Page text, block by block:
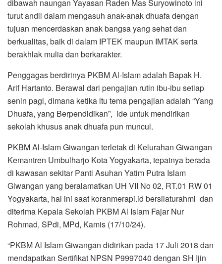
dibawah naungan Yayasan Raden Mas Suryowinoto ini
turut andil dalam mengasuh anak-anak dhuafa dengan
tujuan mencerdaskan anak bangsa yang sehat dan
berkualitas, baik di dalam IPTEK maupun IMTAK serta
berakhlak mulia dan berkarakter.
Penggagas berdirinya PKBM Al-Islam adalah Bapak H.
Arif Hartanto. Berawal dari pengajian rutin ibu-ibu setiap
senin pagi, dimana ketika itu tema pengajian adalah “Yang
Dhuafa, yang Berpendidikan”, ide untuk mendirikan
sekolah khusus anak dhuafa pun muncul.
PKBM Al-Islam Giwangan terletak di Kelurahan Giwangan
Kemantren Umbulharjo Kota Yogyakarta, tepatnya berada
di kawasan sekitar Panti Asuhan Yatim Putra Islam
Giwangan yang beralamatkan UH VII No 02, RT.01 RW 01
Yogyakarta, hal ini saat koranmerapi.id bersilaturahmi dan
diterima Kepala Sekolah PKBM Al Islam Fajar Nur
Rohmad, SPdi, MPd, Kamis (17/10/24).
“PKBM Al Islam Giwangan didirikan pada 17 Juli 2018 dan
mendapatkan Sertifikat NPSN P9997040 dengan SH Ijin